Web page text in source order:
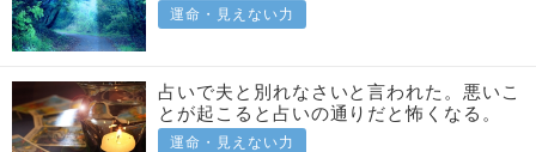
運命・見えない力
占いで夫と別れなさいと言われた。悪いこ
とが起こると占いの通りだと怖くなる。
運命・見えない力